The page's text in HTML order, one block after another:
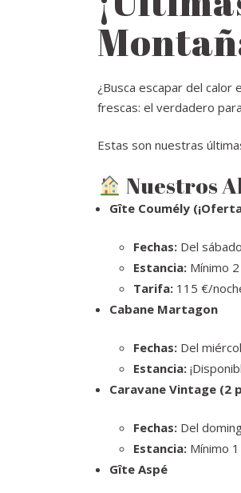
¿Busca escapar del calor
frescas: el verdadero
Estas son nuestras
Nuestros
Gîte Coumély
Fechas: Del
Estancia: Mínimo
Tarifa: 115 €/
Cabane Martagon
Fechas: Del
Estancia:
Caravane Vintage (2
Fechas: Del
Estancia: Mínimo
Gîte Aspé